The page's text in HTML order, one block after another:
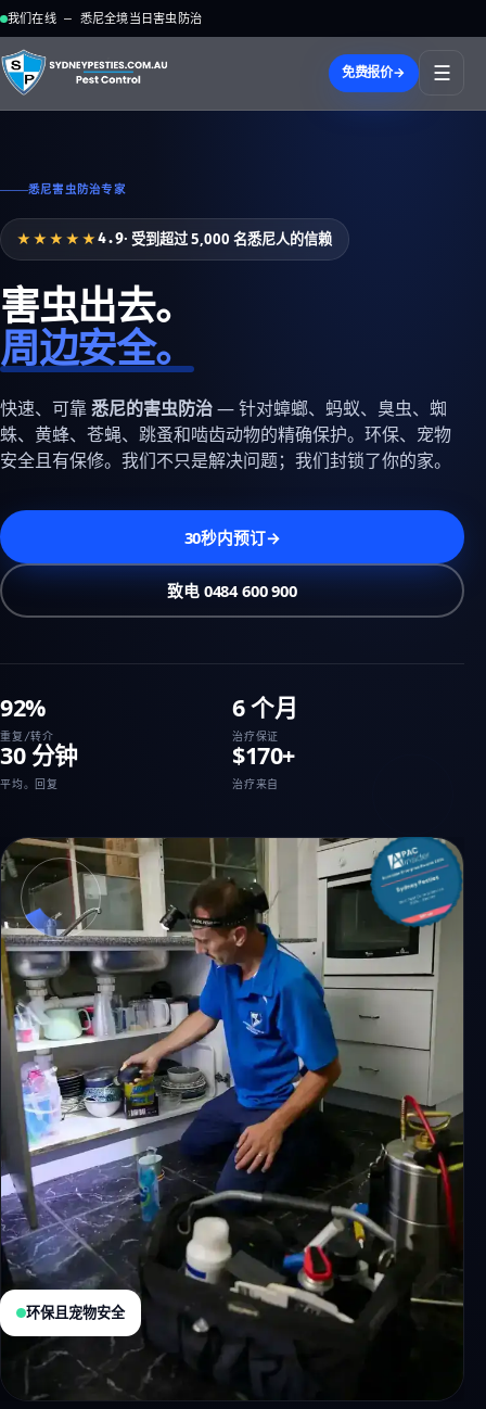
我们在线 — 悉尼全境当日害虫防治
免费报价→ ☰
悉尼害虫防治专家
★★★★★4.9· 受到超过 5,000 名悉尼人的信赖
害虫出去。
周边安全。
快速、可靠悉尼的害虫防治— 针对蟑螂、蚂蚁、臭虫、蜘
蛛、黄蜂、苍蝇、跳蚤和啮齿动物的精确保护。环保、宠物
安全且有保修。我们不只是解决问题；我们封锁了你的家。
30秒内预订→
致电 0484 600 900
92%
重复/转介
6 个月
治疗保证
30 分钟
平均。回复
$170+
治疗来自
环保且宠物安全